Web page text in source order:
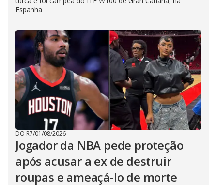
Espanha
DO R7/01/08/2026
Jogador da NBA pede proteção
após acusar a ex de destruir
roupas e ameaçá-lo de morte